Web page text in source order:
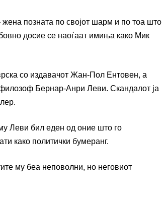
жена позната по својот шарм и по тоа што
досие се наоѓаат имиња како Мик
со издавачот Жан-Пол Ентовен, а
филозоф Бернар-Анри Леви. Скандалот ја
Леви бил еден од оние што го
како политички бумеранг.
му беа неповолни, но неговиот